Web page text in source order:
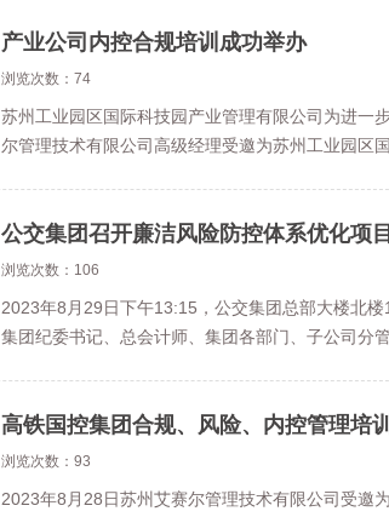
产业公司内控合规培训成功举办
浏览次数：74
苏州工业园区国际科技园产业管理有限公司为进一
尔管理技术有限公司高级经理受邀为苏州工业园区
公交集团召开廉洁风险防控体系优化项
浏览次数：106
2023年8月29日下午13:15，公交集团总部大楼北
集团纪委书记、总会计师、集团各部门、子公司分
高铁国控集团合规、风险、内控管理培
浏览次数：93
2023年8月28日苏州艾赛尔管理技术有限公司受邀